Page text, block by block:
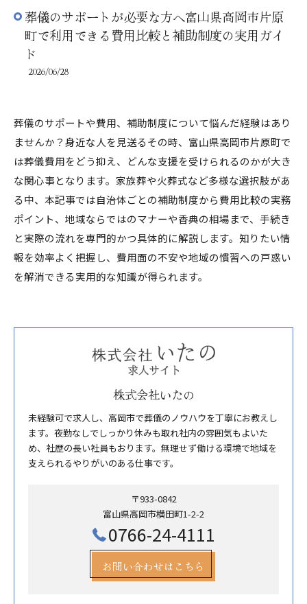
葬儀のサポートが必要な方へ富山県高岡市片原
町で利用できる費用比較と補助制度の実用ガイ
ド
2026/06/28
葬儀のサポートや費用、補助制度について悩んだ経験はあり
ませんか？身近な人を見送るその時、富山県高岡市片原町で
は葬儀費用をどう抑え、どんな支援を受けられるのかが大き
な関心事となります。家族葬や火葬式など多様な選択肢があ
る中、本記事では自治体ごとの補助制度から費用比較の実務
ポイント、地域ならではのマナーや香典の相場まで、手続き
と実際の流れを専門的かつ具体的に解説します。知りたい情
報を効率よく把握し、費用面の不安や地域の慣習への戸惑い
を解消できる実用的な知識が得られます。
株式会社いたの
未経験可で求人し、高岡市で葬儀のノウハウを丁寧にお教えし
ます。夜勤なしでしっかり休みも取れ社内の雰囲気もよいた
め、社歴の長い社員もおります。無理せず働ける環境で地域を
支えられるやりがいのある仕事です。
〒933-0842
富山県高岡市横田町1-2-2
0766-24-4111
お問い合わせはこちら